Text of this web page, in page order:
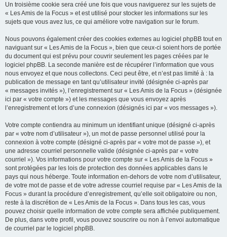
Un troisième cookie sera créé une fois que vous naviguerez sur les sujets de
« Les Amis de la Focus » et est utilisé pour stocker les informations sur les
sujets que vous avez lus, ce qui améliore votre navigation sur le forum.
Nous pouvons également créer des cookies externes au logiciel phpBB tout en
naviguant sur « Les Amis de la Focus », bien que ceux-ci soient hors de portée
du document qui est prévu pour couvrir seulement les pages créées par le
logiciel phpBB. La seconde manière est de récupérer l’information que vous
nous envoyez et que nous collectons. Ceci peut être, et n’est pas limité à : la
publication de message en tant qu’utilisateur invité (désignée ci-après par
« messages invités »), l’enregistrement sur « Les Amis de la Focus » (désignée
ici par « votre compte ») et les messages que vous envoyez après
l’enregistrement et lors d’une connexion (désignés ici par « vos messages »).
Votre compte contiendra au minimum un identifiant unique (désigné ci-après
par « votre nom d’utilisateur »), un mot de passe personnel utilisé pour la
connexion à votre compte (désigné ci-après par « votre mot de passe »), et
une adresse courriel personnelle valide (désignée ci-après par « votre
courriel »). Vos informations pour votre compte sur « Les Amis de la Focus »
sont protégées par les lois de protection des données applicables dans le
pays qui nous héberge. Toute information en-dehors de votre nom d’utilisateur,
de votre mot de passe et de votre adresse courriel requise par « Les Amis de la
Focus » durant la procédure d’enregistrement, qu’elle soit obligatoire ou non,
reste à la discrétion de « Les Amis de la Focus ». Dans tous les cas, vous
pouvez choisir quelle information de votre compte sera affichée publiquement.
De plus, dans votre profil, vous pouvez souscrire ou non à l’envoi automatique
de courriel par le logiciel phpBB.